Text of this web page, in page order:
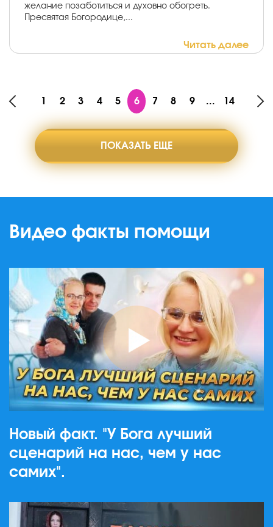
желание позаботиться и духовно обогреть.
Пресвятая Богородице,...
Читать далее
1 2 3 4 5 6 7 8 9 ... 14
ПОКАЗАТЬ ЕЩЕ
Видео факты помощи
Новый факт. "У Бога лучший
сценарий на нас, чем у нас
самих".